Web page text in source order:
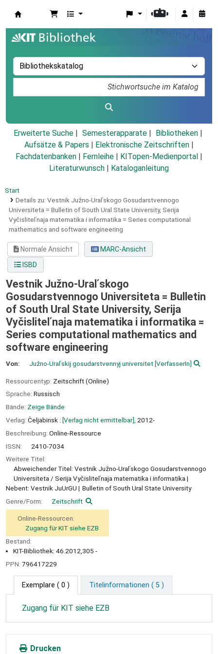
Erweiterte Suche Semesterapparate
Bibliotheken
Aufsätze & Papers
Elektronische Zeitschriften
Fachdatenbanken
Fernleihe KITopen-Medienportal
Literaturwunsch
Kataloganleitung
Start
Details zu: Vestnik Južno-Uralʹskogo Gosudarstvennogo
Universiteta = Bulletin of South Ural State University, Serija
Vyčislitelʹnaja matematika i informatika = Series computational
mathematics and software engineering
Normale Ansicht
MARC-Ansicht
ISBD
Vestnik Južno-Uralʹskogo
Gosudarstvennogo Universiteta = Bulletin
of South Ural State University, Serija
Vyčislitelʹnaja matematika i informatika =
Series computational mathematics and
software engineering
Von: Južno-Uralʹskij gosudarstvennyj universitet[VerfasserIn]
Ressourcentyp: Zeitschrift (Online)
Sprache: Russisch
Bände: Zeige Bände
Verlag: Čeljabinsk : [Verlag nicht ermittelbar], 2012-
Beschreibung: Online-Ressource
ISSN:
2410-7034
Weitere Titel:
Abweichender Titel: Vestnik Južno-Uralʹskogo Gosudarstvennogo
Universiteta / Serija Vyčislitelʹnaja matematika i informatika
Nebent: Vestnik JuUrGU
Bulletin of South Ural State University
Genre/Form:
Zeitschrift
Online-Ressourcen:
Zugang für KIT siehe EZB
Bestand:
KIT-Bibliothek: 46.2012,305 -
PPN: 796417229
Exemplare ( 0 ) Titelinformationen ( 5 )
Zugang für KIT siehe EZB
Drucken